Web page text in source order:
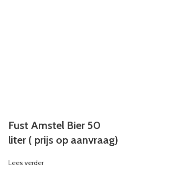
Fust Amstel Bier 50
liter ( prijs op aanvraag)
Lees verder